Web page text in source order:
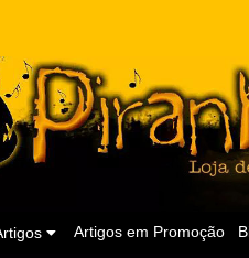
Artigos em Promoção